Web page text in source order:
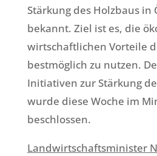
Stärkung des Holzbaus in
bekannt. Ziel ist es, die
wirtschaftlichen Vorteile
bestmöglich zu nutzen.
Initiativen zur Stärkung
wurde diese Woche im
beschlossen.
Landwirtschaftsminister